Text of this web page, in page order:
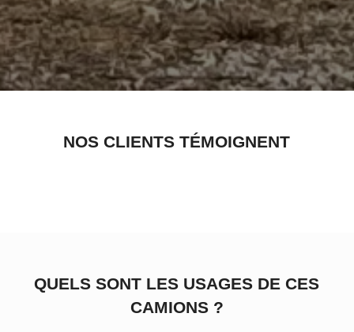
NOS CLIENTS TÉMOIGNENT
QUELS SONT LES USAGES DE CES
CAMIONS ?